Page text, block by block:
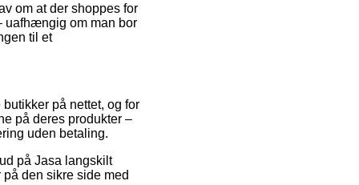
om at der shoppes for
uafhængig om man bor
til et
på nettet, og for
på deres produkter –
uden betaling.
på Jasa langskilt
den sikre side med